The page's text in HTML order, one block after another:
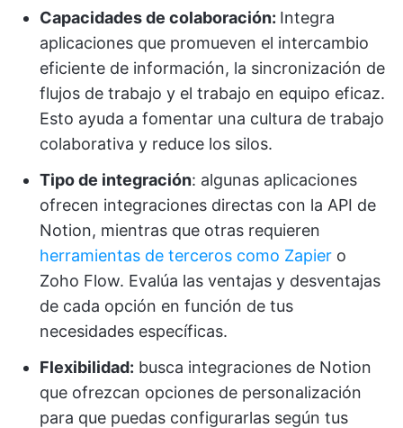
Capacidades de colaboración: Integra
aplicaciones que promueven el intercambio
eficiente de información, la sincronización de
flujos de trabajo y el trabajo en equipo eficaz.
Esto ayuda a fomentar una cultura de trabajo
colaborativa y reduce los silos.
Tipo de integración: algunas aplicaciones
ofrecen integraciones directas con la API de
Notion, mientras que otras requieren
herramientas de terceros como Zapier o
Zoho Flow. Evalúa las ventajas y desventajas
de cada opción en función de tus
necesidades específicas.
Flexibilidad: busca integraciones de Notion
que ofrezcan opciones de personalización
para que puedas configurarlas según tus